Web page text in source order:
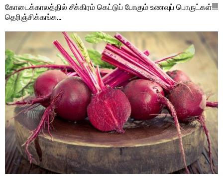
கோடைக்காலத்தில் சீக்கிரம் கெட்டுப் போகும் உணவுப் பொருட்கள்!!!
தெரிஞ்சிக்கங்க…